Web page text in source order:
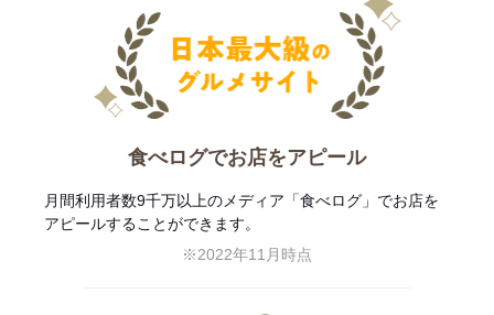
食べログでお店をアピール
月間利用者数9千万以上のメディア「食べログ」でお店を
アピールすることができます。
※2022年11月時点